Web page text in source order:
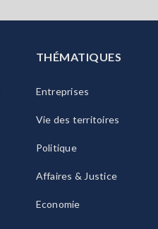
THÉMATIQUES
Entreprises
Vie des territoires
Politique
Affaires & Justice
Economie